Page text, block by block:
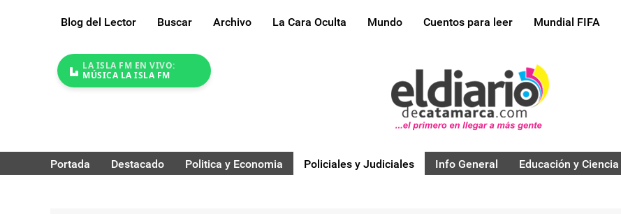
Blog del Lector Buscar Archivo La Cara Oculta Mundo Cuentos para leer Mundial FIFA
LA ISLA FM EN VIVO:
MÚSICA LA ISLA FM
Portada Destacado Politica y Economia Policiales y Judiciales Info General Educación y Ciencia